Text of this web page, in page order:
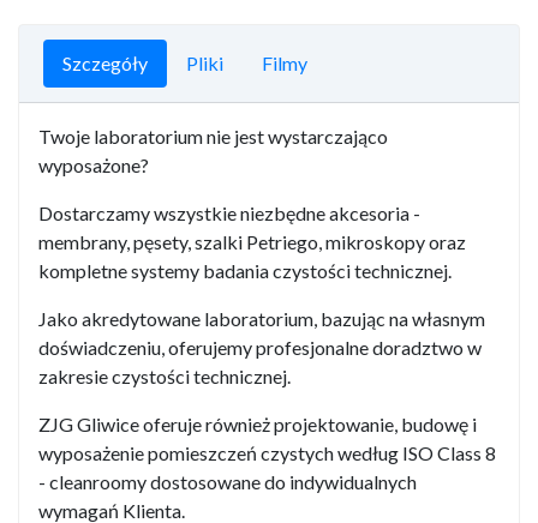
Szczegóły Pliki Filmy
Twoje laboratorium nie jest wystarczająco
wyposażone?
Dostarczamy wszystkie niezbędne akcesoria -
membrany, pęsety, szalki Petriego, mikroskopy oraz
kompletne systemy badania czystości technicznej.
Jako akredytowane laboratorium, bazując na własnym
doświadczeniu, oferujemy profesjonalne doradztwo w
zakresie czystości technicznej.
ZJG Gliwice oferuje również projektowanie, budowę i
wyposażenie pomieszczeń czystych według ISO Class 8
- cleanroomy dostosowane do indywidualnych
wymagań Klienta.